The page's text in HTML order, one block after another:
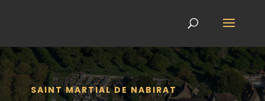
SAINT MARTIAL DE NABIRAT